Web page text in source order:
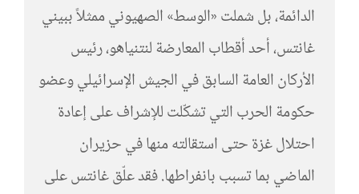
الدائمة، بل شملت «الوسط» الصهيوني ممثلاً ببيني
غانتس، أحد أقطاب المعارضة لنتنياهو، رئيس
الأركان العامة السابق في الجيش الإسرائيلي وعضو
حكومة الحرب التي تشكّلت للإشراف على إعادة
احتلال غزة حتى استقالته منها في حزيران
الماضي بما تسبب بانفراطها. فقد علّق غانتس على